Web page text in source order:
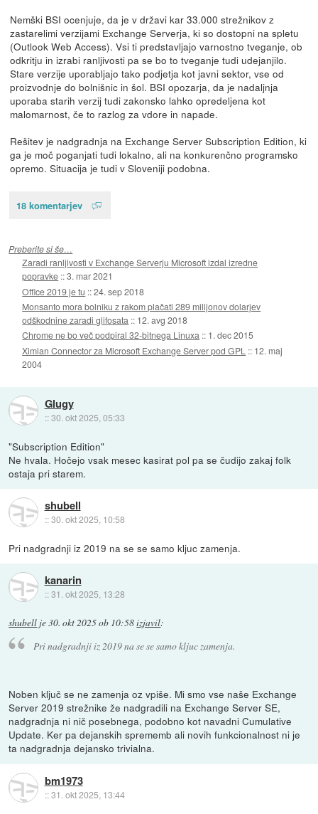
Nemški BSI ocenjuje, da je v državi kar 33.000 strežnikov z
zastarelimi verzijami Exchange Serverja, ki so dostopni na spletu
(Outlook Web Access). Vsi ti predstavljajo varnostno tveganje, ob
odkritju in izrabi ranljivosti pa se bo to tveganje tudi udejanjilo.
Stare verzije uporabljajo tako podjetja kot javni sektor, vse od
proizvodnje do bolnišnic in šol. BSI opozarja, da je nadaljnja
uporaba starih verzij tudi zakonsko lahko opredeljena kot
malomarnost, če to razlog za vdore in napade.
Rešitev je nadgradnja na Exchange Server Subscription Edition, ki
ga je moč poganjati tudi lokalno, ali na konkurenčno programsko
opremo. Situacija je tudi v Sloveniji podobna.
18 komentarjev
Preberite si še…
Zaradi ranljivosti v Exchange Serverju Microsoft izdal izredne
popravke ::3. mar 2021
Office 2019 je tu ::24. sep 2018
Monsanto mora bolniku z rakom plačati 289 milijonov dolarjev
odškodnine zaradi glifosata :: 12. avg 2018
Chrome ne bo več podpiral 32-bitnega Linuxa :: 1. dec 2015
Ximian Connector za Microsoft Exchange Server pod GPL :: 12. maj
2004
Glugy
::30. okt 2025, 05:33
"Subscription Edition"
Ne hvala. Hočejo vsak mesec kasirat pol pa se čudijo zakaj folk
ostaja pri starem.
shubell
::30. okt 2025, 10:58
Pri nadgradnji iz 2019 na se se samo kljuc zamenja.
kanarin
::31. okt 2025, 13:28
shubell je30. okt 2025 ob 10:58izjavil:
Pri nadgradnji iz 2019 na se se samo kljuc zamenja.
Noben ključ se ne zamenja oz vpiše. Mi smo vse naše Exchange
Server 2019 strežnike že nadgradili na Exchange Server SE,
nadgradnja ni nič posebnega, podobno kot navadni Cumulative
Update. Ker pa dejanskih sprememb ali novih funkcionalnost ni je
ta nadgradnja dejansko trivialna.
bm1973
::31. okt 2025, 13:44